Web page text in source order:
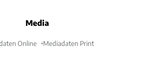
Media
Online Mediadaten Print